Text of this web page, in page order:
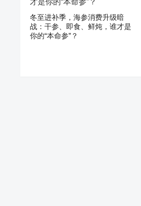
冬至进补季，海参消费升级暗
战：干参、即食、鲜炖，谁才是
你的“本命参”？